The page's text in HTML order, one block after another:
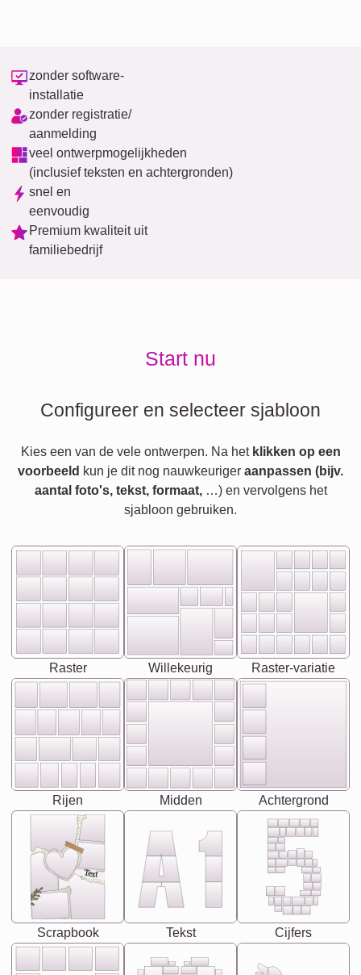
zonder software-
installatie
zonder registratie/
aanmelding
veel ontwerpmogelijkheden
(inclusief teksten en achtergronden)
snel en
eenvoudig
Premium kwaliteit uit
familiebedrijf
Start nu
Configureer en selecteer sjabloon
Kies een van de vele ontwerpen. Na het klikken op een
voorbeeld kun je dit nog nauwkeuriger aanpassen (bijv.
aantal foto's, tekst, formaat,…) en vervolgens het
sjabloon gebruiken.
Raster Willekeurig Raster-variatie
Rijen Midden Achtergrond
Text
Scrapbook Tekst Cijfers